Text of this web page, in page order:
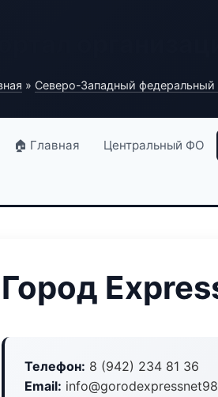
» Северо-Западный федеральный
🏠 Главная Центральный ФО
Город
Телефон: 8 (942) 234 81 36
Email: